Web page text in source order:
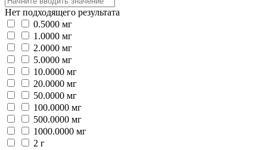
Нет подходящего результата
0.5000 мг
1.0000 мг
2.0000 мг
5.0000 мг
10.0000 мг
20.0000 мг
50.0000 мг
100.0000 мг
500.0000 мг
1000.0000 мг
2 г